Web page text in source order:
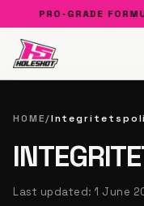
PRO-GRADE
HOME/
Last updated: 1 June